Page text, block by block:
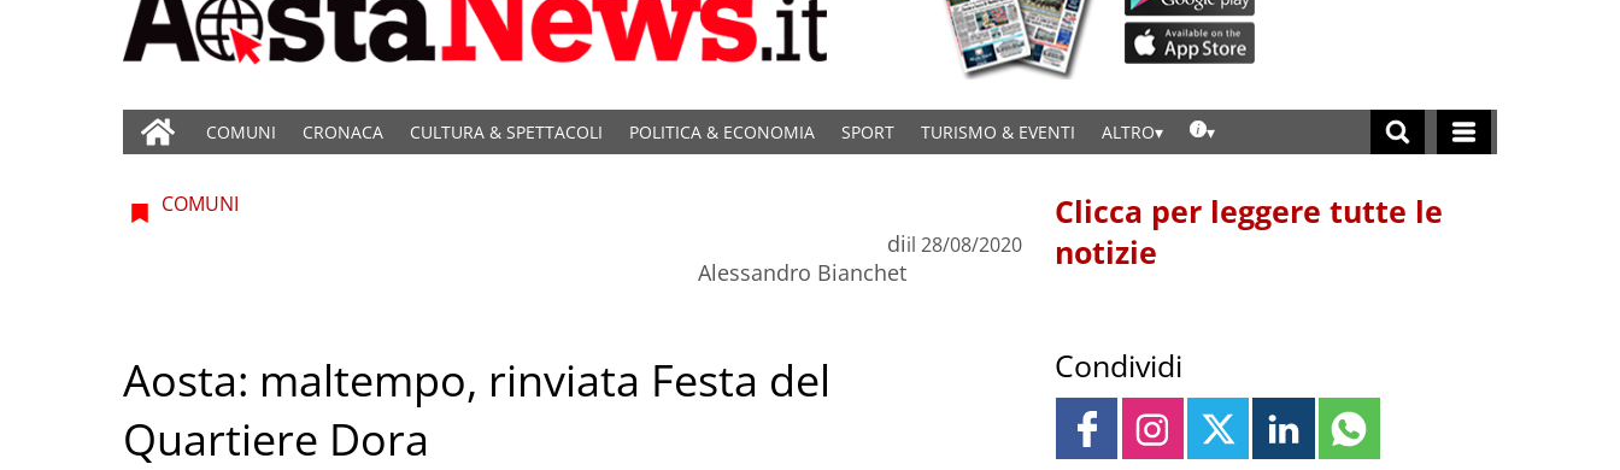
COMUNI CRONACA CULTURA & SPETTACOLI POLITICA & ECONOMIA SPORT TURISMO & EVENTI ALTRO
COMUNI
di
Alessandro Bianchet
il 28/08/2020
Aosta: maltempo, rinviata Festa del
Quartiere Dora
Clicca per leggere tutte le
notizie
Condividi